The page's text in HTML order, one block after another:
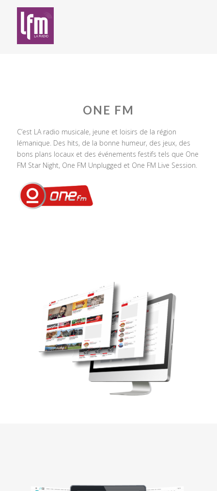
ONE FM
C’est LA radio musicale, jeune et loisirs de la région
lémanique. Des hits, de la bonne humeur, des jeux, des
bons plans locaux et des événements festifs tels que One
FM Star Night, One FM Unplugged et One FM Live Session.